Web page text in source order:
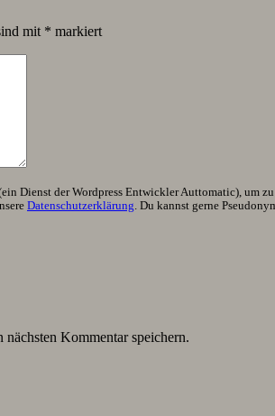
mit * markiert
Dienst der Wordpress Entwickler Auttomatic),
Datenschutzerklärung. Du kannst gerne
Kommentar speichern.